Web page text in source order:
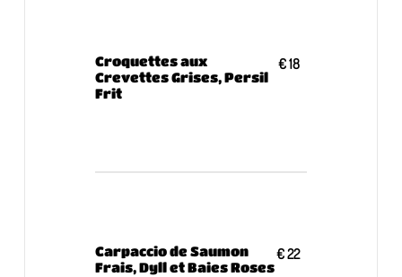
Croquettes aux
Crevettes Grises, Persil
Frit
€ 18
Carpaccio de Saumon
Frais, Dyll et Baies Roses
€ 22